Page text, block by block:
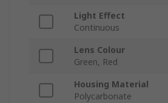
Light Effect
Continuous
Lens Colour
Green, Red
Housing Material
Polycarbonate